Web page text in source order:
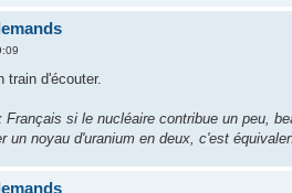
train d'écouter.
Français si le nucléaire contribue un peu,
un noyau d'uranium en deux, c'est